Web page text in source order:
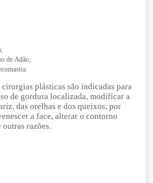
de Adão;
cirurgias plásticas são indicadas para
de gordura localizada, modificar a
das orelhas e dos queixos, por
a face, alterar o contorno
razões.